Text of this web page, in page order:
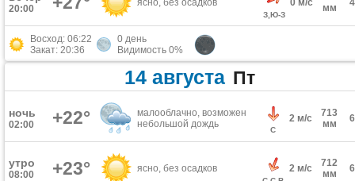
20:00
ясно, без осадков
З,Ю-З
0 м/с
мм
Восход: 06:22
Закат: 20:36
0 день
Видимость 0%
14 августа Пт
ночь
02:00 +22°
малооблачно, возможен
небольшой дождь
С
2 м/с
713
мм
утро
08:00 +23° ясно, без осадков 2 м/с
712
мм